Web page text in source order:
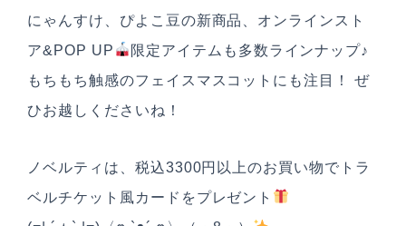
にゃんすけ、ぴよこ豆の新商品、オンラインスト
ア&POP UP
限定アイテムも多数ラインナップ♪
もちもち触感のフェイスマスコットにも注目！ ぜ
ひお越しくださいね！
ノベルティは、税込3300円以上のお買い物でトラ
ベルチケット風カードをプレゼント